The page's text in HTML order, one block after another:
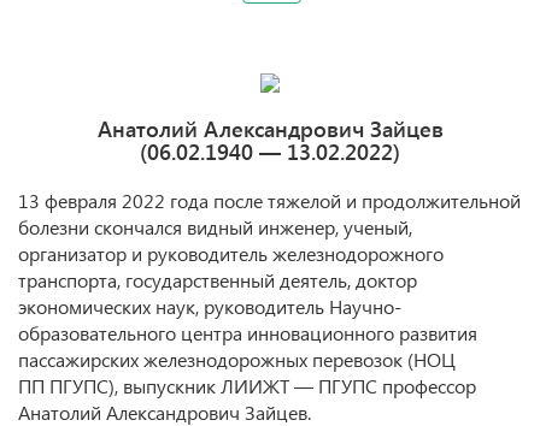
Анатолий Александрович Зайцев
(06.02.1940 — 13.02.2022)
13 февраля 2022 года после тяжелой и продолжительной
болезни скончался видный инженер, ученый,
организатор и руководитель железнодорожного
транспорта, государственный деятель, доктор
экономических наук, руководитель Научно-
образовательного центра инновационного развития
пассажирских железнодорожных перевозок (НОЦ
ПП ПГУПС), выпускник ЛИИЖТ — ПГУПС профессор
Анатолий Александрович Зайцев.